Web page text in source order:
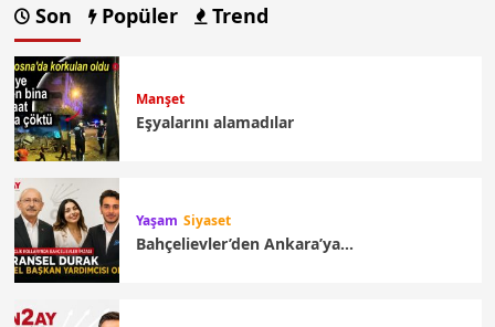
Son Popüler Trend
Manşet
Eşyalarını alamadılar
Yaşam Siyaset
Bahçelievler’den Ankara’ya…